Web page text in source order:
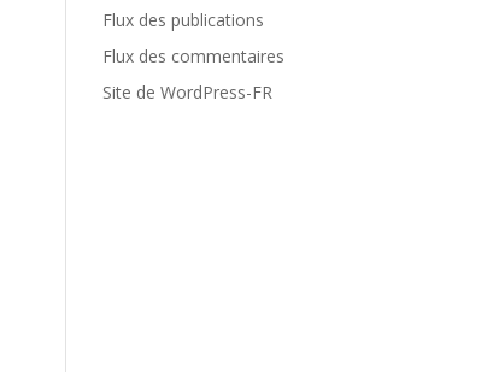
Flux des publications
Flux des commentaires
Site de WordPress-FR